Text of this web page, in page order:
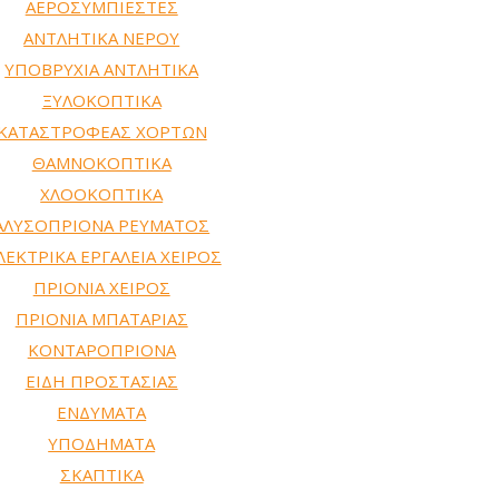
ΑΕΡΟΣΥΜΠΙΕΣΤΕΣ
ΑΝΤΛΗΤΙΚΑ ΝΕΡΟΥ
ΥΠΟΒΡΥΧΙΑ ΑΝΤΛΗΤΙΚΑ
ΞΥΛΟΚΟΠΤΙΚΑ
ΧΟΡΤΩΝ
ΘΑΜΝΟΚΟΠΤΙΚΑ
ΧΛΟΟΚΟΠΤΙΚΑ
ΡΕΥΜΑΤΟΣ
ΕΡΓΑΛΕΙΑ ΧΕΙΡΟΣ
ΠΡΙΟΝΙΑ ΧΕΙΡΟΣ
ΠΡΙΟΝΙΑ ΜΠΑΤΑΡΙΑΣ
ΚΟΝΤΑΡΟΠΡΙΟΝΑ
ΕΙΔΗ ΠΡΟΣΤΑΣΙΑΣ
ΕΝΔΥΜΑΤΑ
ΥΠΟΔΗΜΑΤΑ
ΣΚΑΠΤΙΚΑ